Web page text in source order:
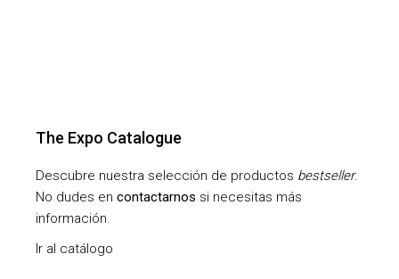
The Expo Catalogue
Descubre nuestra selección de productos bestseller.
No dudes encontactarnos si necesitas más
información.
Ir al catálogo